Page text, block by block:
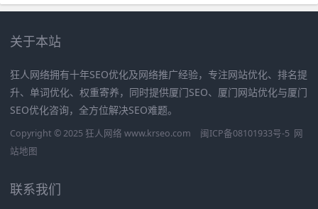
关于本站
狂人网络拥有十年SEO优化及网络推广经验，专注网站优化、排名提
升、单词优化、权重寄养，同时提供厦门SEO、厦门网站优化与厦门
SEO优化咨询，全方位解决SEO难题。
Copyright © 2025 狂人网络 www.krseo.com 闽ICP备08101933号-5 网
站地图
联系我们